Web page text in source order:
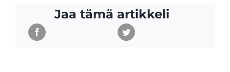
Jaa tämä artikkeli